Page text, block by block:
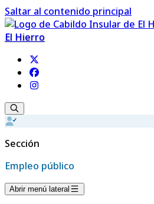
Saltar al contenido principal
El Hierro
Sección
Empleo público
Abrir menú lateral